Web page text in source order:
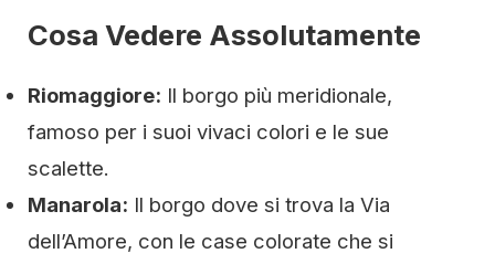
Cosa Vedere Assolutamente
Riomaggiore: Il borgo più meridionale,
famoso per i suoi vivaci colori e le sue
scalette.
Manarola: Il borgo dove si trova la Via
dell’Amore, con le case colorate che si